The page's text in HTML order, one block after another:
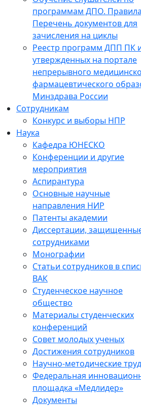
программам ДПО.
Перечень документов для
зачисления на циклы
Реестр программ ДПП ПК
утвержденных на портале
непрерывного
фармацевтического
Минздрава России
Сотрудникам
Конкурс и выборы НПР
Наука
Кафедра ЮНЕСКО
Конференции и другие
мероприятия
Аспирантура
Основные научные
направления НИР
Патенты академии
Диссертации,
сотрудниками
Монографии
Статьи сотрудников в
ВАК
Студенческое научное
общество
Материалы студенческих
конференций
Совет молодых ученых
Достижения сотрудников
Научно-методические
Федеральная
площадка «Медлидер»
Документы